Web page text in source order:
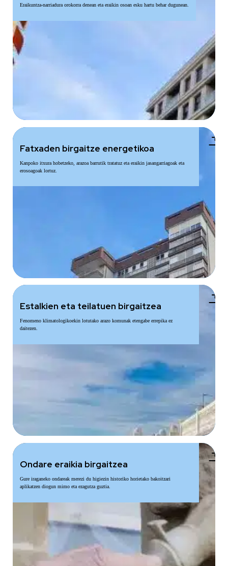
Eraikuntza-narriadura orokorra denean eta eraikin osoan esku hartu behar dugunean.
Fatxaden birgaitze energetikoa
Kanpoko itxura hobetzeko, arazoa barrutik tratatuz eta eraikin jasangarriagoak eta
erosoagoak lortuz.
add
Estalkien eta teilatuen birgaitzea
Fenomeno klimatologikoekin lotutako arazo komunak etengabe errepika ez
daitezen.
add
Ondare eraikia birgaitzea
Gure iraganeko ondareak merezi du higiezin historiko horietako bakoitzari
aplikatzen diogun mimo eta ezagutza guztia.
add